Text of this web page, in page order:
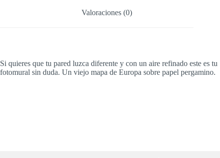
Valoraciones (0)
Si quieres que tu pared luzca diferente y con un aire refinado este es tu
fotomural sin duda. Un viejo mapa de Europa sobre papel pergamino.